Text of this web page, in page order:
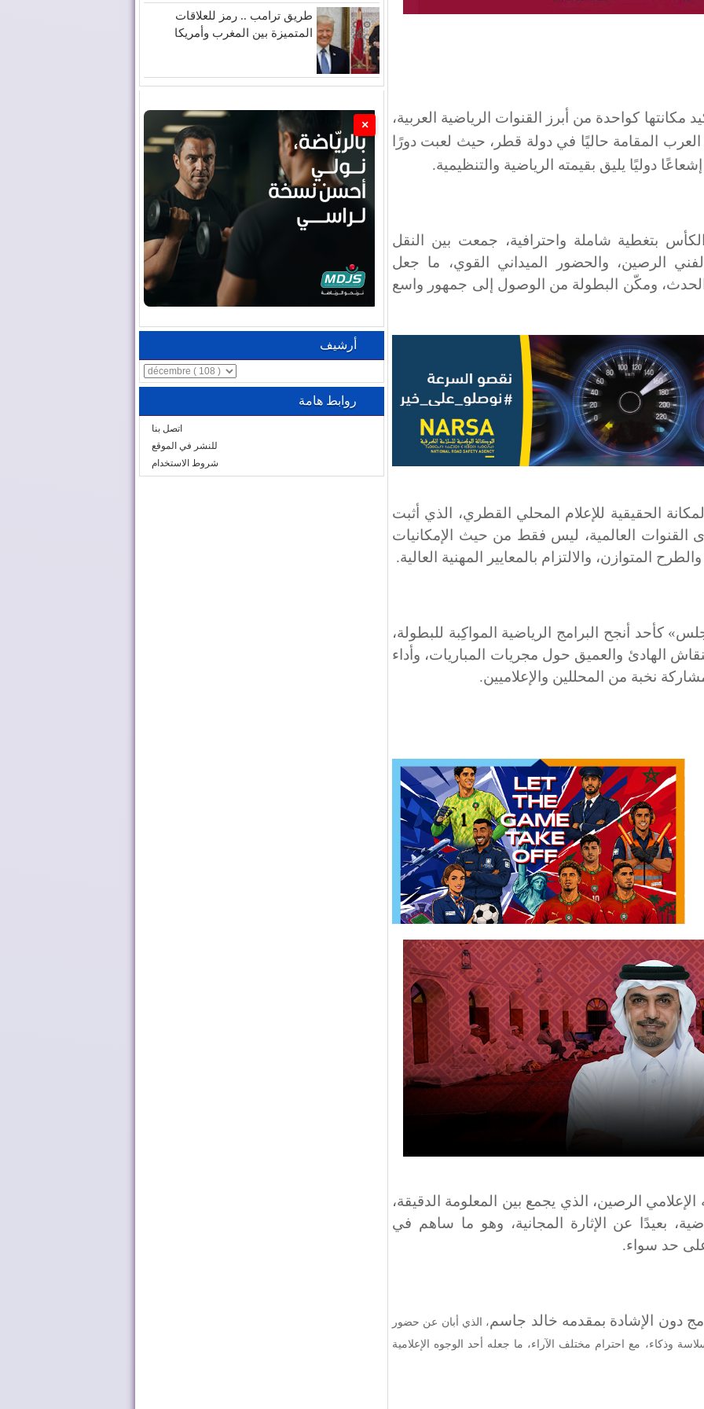
كواحدة من أبرز القنوات الرياضية العربية،
العرب المقامة حاليًا في دولة قطر، حيث لعبت دورًا
دوليًا يليق بقيمته الرياضية والتنظيمية.
بتغطية شاملة واحترافية، جمعت بين النقل
الرصين، والحضور الميداني القوي، ما جعل
ومكّن البطولة من الوصول إلى جمهور واسع
الحقيقية للإعلام المحلي القطري، الذي أثبت
العالمية، ليس فقط من حيث الإمكانيات
المتوازن، والالتزام بالمعايير المهنية العالية.
كأحد أنجح البرامج الرياضية المواكِبة للبطولة،
الهادئ والعميق حول مجريات المباريات، وأداء
نخبة من المحللين والإعلاميين.
الرصين، الذي يجمع بين المعلومة الدقيقة،
بعيدًا عن الإثارة المجانية، وهو ما ساهم في
حد سواء.
دون الإشادة بمقدمه خالد جاسم ، الذي أبان عن حضور
وذكاء، مع احترام مختلف الآراء، ما جعله أحد الوجوه الإعلامية
طريق ترامب .. رمز للعلاقات
المتميزة بين المغرب وأمريكا
×
أرشيف
روابط هامة
اتصل بنا
للنشر في الموقع
شروط الاستخدام